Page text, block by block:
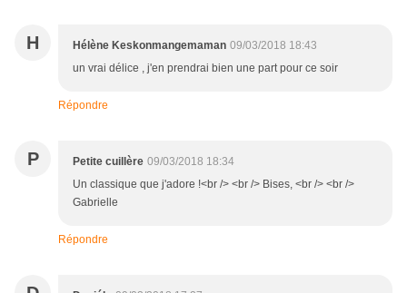
H Hélène Keskonmangemaman 09/03/2018 18:43
un vrai délice , j'en prendrai bien une part pour ce soir
Répondre
P Petite cuillère 09/03/2018 18:34
Un classique que j'adore !<br /> <br /> Bises, <br /> <br />
Gabrielle
Répondre